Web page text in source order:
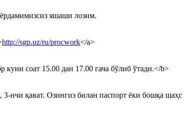
яшаши лозим.
http://sgp.uz/ru/procwork</a>
соат 15.00 дан 17.00 гача бўлиб ўтади.</b>
нчи қават. Озингиз билан паспорт ёки бошқа шаҳс